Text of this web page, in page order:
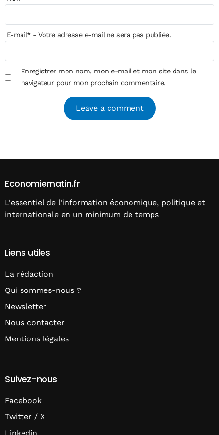
E-mail*- Votre adresse e-mail ne sera pas publiée.
Enregistrer mon nom, mon e-mail et mon site dans le
navigateur pour mon prochain commentaire.
Economiematin.fr
L'essentiel de l'information économique, politique et
internationale en un minimum de temps
Liens utiles
La rédaction
Qui sommes-nous ?
Newsletter
Nous contacter
Mentions légales
Suivez-nous
Facebook
Twitter / X
Linkedin